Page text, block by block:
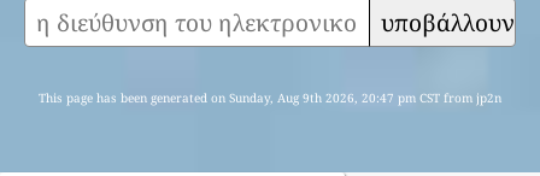
υποβάλλουν
This page has been generated on Sunday, Aug 9th 2026, 20:47 pm CST from jp2n